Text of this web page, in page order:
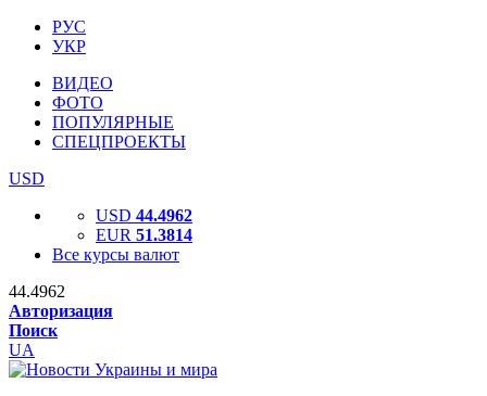
РУС
УКР
ВИДЕО
ФОТО
ПОПУЛЯРНЫЕ
СПЕЦПРОЕКТЫ
USD
USD 44.4962
EUR 51.3814
Все курсы валют
44.4962
Авторизация
Поиск
UA